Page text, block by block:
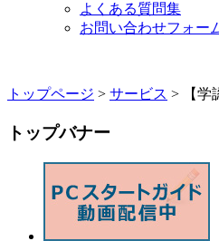
よくある質問集
お問い合わせフォー
トップページ > サービス > 【学
トップバナー